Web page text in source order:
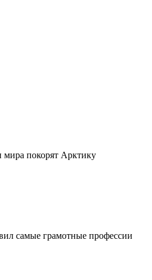
мира покорят Арктику
самые грамотные профессии